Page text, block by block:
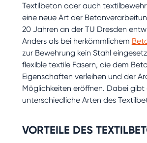
Textilbeton oder auch
eine neue Art der
20 Jahren an der TU Dresden
Anders als bei herkömmlichem
zur Bewehrung kein Stahl
flexible textile Fasern, die dem
Eigenschaften verleihen und der
Möglichkeiten eröffnen. Dabei gibt
unterschiedliche Arten des
VORTEILE DES